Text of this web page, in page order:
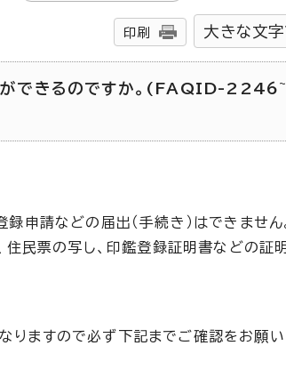
印刷 大きな文字
ができるのですか。(FAQID-
申請などの届出（手続き）はできません
住民票の写し、印鑑登録証明書などの証
ますので必ず下記までご確認をお願い